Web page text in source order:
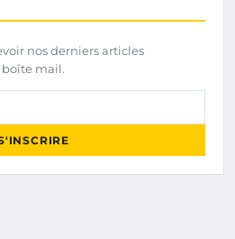
nos derniers articles
mail.